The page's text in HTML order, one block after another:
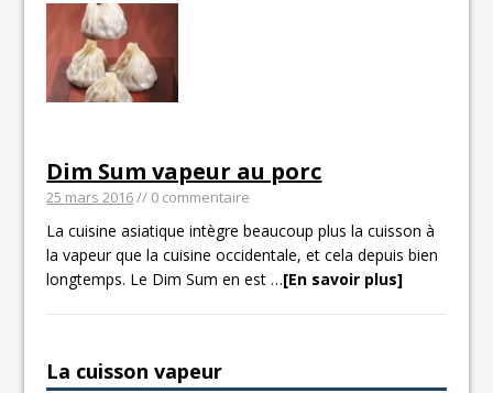
Dim Sum vapeur au porc
25 mars 2016// 0 commentaire
La cuisine asiatique intègre beaucoup plus la cuisson à
la vapeur que la cuisine occidentale, et cela depuis bien
longtemps. Le Dim Sum en est…[En savoir plus]
La cuisson vapeur